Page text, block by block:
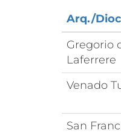
Arq./Dioc
Gregorio
Laferrere
Venado
San